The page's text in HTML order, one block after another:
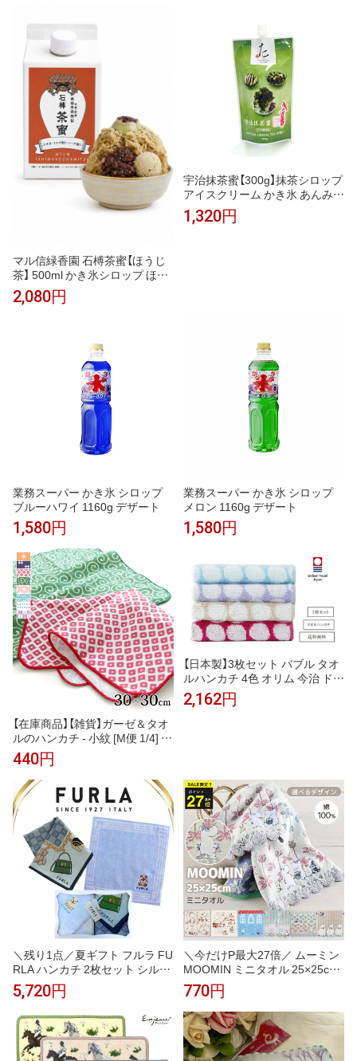
レーバーシロップ 桃 ソーダ 紅
茶 ラテ おうちカフェ
マル信緑香園 石榑茶蜜【ほうじ
茶】 500ml かき氷シロップ ほう
じ茶シロップ 茶蜜 ほうじ茶ラテ
牛乳割り アイス・コーヒーゼリ
2,080円
宇治抹茶蜜【300g】抹茶シロップ
アイスクリーム かき氷 あんみつ
和菓子 スイーツ
1,320円
業務スーパー かき氷 シロップ
ブルーハワイ 1160g デザート
1,580円
業務スーパー かき氷 シロップ
メロン 1160g デザート
1,580円
【在庫商品】【雑貨】ガーゼ＆タオ
ルのハンカチ - 小紋 [M便 1/4] ハ
ンカチ はんかち かわいい レデ
ィース プレゼント ガーゼ パイ
ル 柔らか やわらか 使いやすい
吸水
440円
【日本製】3枚セット バブル タオ
ルハンカチ 4色 オリム 今治 ドッ
ト柄 水玉 ジャガード織り タオ
ル たおる ハンカチ はんかち コ
ギフト
2,162円
＼残り1点／夏ギフト フルラ FU
RLA ハンカチ 2枚セット シルク
混ハンカチ ブルー 58cm 大判 タ
オルハンカチ ブルー 23cm 高級
海外 イタリア レディース ブラ
ンド ギフト プレゼント 女性 人
気 おしゃれ フェミニン スタイ
リッシュ ラッピング対応 誕生日
5,720円
＼今だけP最大27倍／ ムーミン
MOOMIN ミニタオル 25×25cm
綿100％ ハンカチタオル 刺繍 北
欧 キャラクター コンパクトサイ
ズ 持ち歩き ポケットサイズ か
わいい おしゃれ 大人 子供 レデ
ィース メンズ プチギフト プレ
ゼント
770円